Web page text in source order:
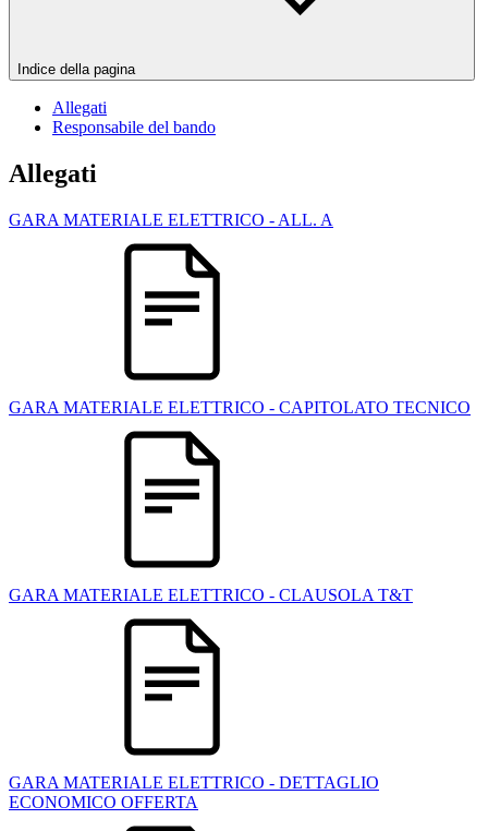
Indice della pagina
Allegati
Responsabile del bando
Allegati
GARA MATERIALE ELETTRICO - ALL. A
GARA MATERIALE ELETTRICO - CAPITOLATO TECNICO
GARA MATERIALE ELETTRICO - CLAUSOLA T&T
GARA MATERIALE ELETTRICO - DETTAGLIO
ECONOMICO OFFERTA